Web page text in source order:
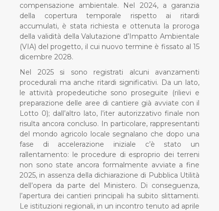
compensazione ambientale. Nel 2024, a garanzia
della copertura temporale rispetto ai ritardi
accumulati, è stata richiesta e ottenuta la proroga
della validità della Valutazione d’Impatto Ambientale
(VIA) del progetto, il cui nuovo termine è fissato al 15
dicembre 2028.
Nel 2025 si sono registrati alcuni avanzamenti
procedurali ma anche ritardi significativi. Da un lato,
le attività propedeutiche sono proseguite (rilievi e
preparazione delle aree di cantiere già avviate con il
Lotto 0); dall’altro lato, l’iter autorizzativo finale non
risulta ancora concluso. In particolare, rappresentanti
del mondo agricolo locale segnalano che dopo una
fase di accelerazione iniziale c’è stato un
rallentamento: le procedure di esproprio dei terreni
non sono state ancora formalmente avviate a fine
2025, in assenza della dichiarazione di Pubblica Utilità
dell’opera da parte del Ministero. Di conseguenza,
l’apertura dei cantieri principali ha subito slittamenti.
Le istituzioni regionali, in un incontro tenuto ad aprile